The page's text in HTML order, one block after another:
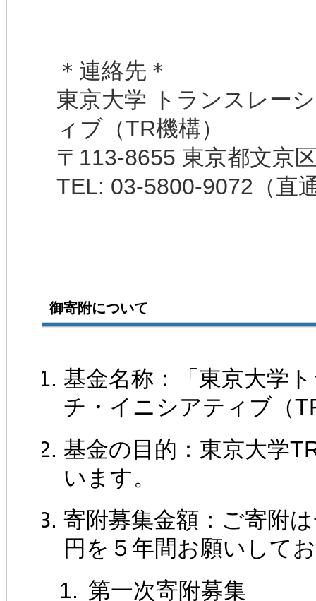
＊連絡先＊
東京大学 トランスレー
ィブ（TR機構）
〒113-8655 東京都文京
TEL: 03-5800-9072（直
御寄附について
基金名称：「東京大学
チ・イニシアティブ（
基金の目的：東京大学
います。
寄附募集金額：ご寄附
円を５年間お願いして
第一次寄附募集